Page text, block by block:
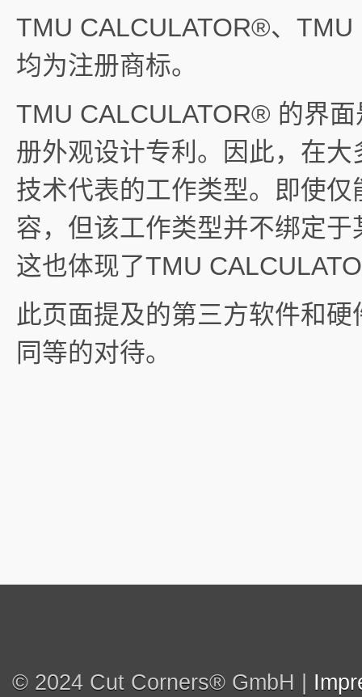
TMU CALCULATOR®、
均为注册商标。
TMU CALCULATOR® 的界
册外观设计专利。因此，在
技术代表的工作类型。即使
容，但该工作类型并不绑定
这也体现了TMU
此页面提及的第三方软件和
同等的对待。
© 2024 Cut Corners® GmbH |